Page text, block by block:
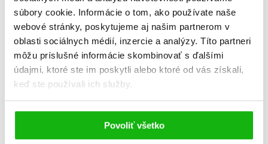
súbory cookie. Informácie o tom, ako používate naše
webové stránky, poskytujeme aj našim partnerom v
oblasti sociálnych médií, inzercie a analýzy. Títo partneri
môžu príslušné informácie skombinovať s ďalšími
údajmi, ktoré ste im poskytli alebo ktoré od vás získali,
keď ste používali ich služby.
Povoliť všetko
Celá séria
Všetky edície a série